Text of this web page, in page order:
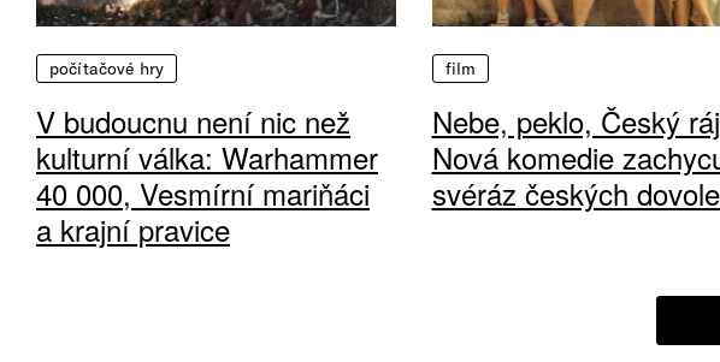
počítačové hry
V budoucnu není nic než
kulturní válka: Warhammer
40 000, Vesmírní mariňáci
a krajní pravice
film
Nebe, peklo, Český
Nová komedie
svéráz českých